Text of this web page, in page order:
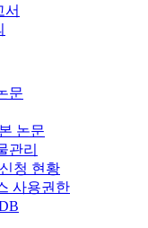
서
문
논문
관리
청 현황
사용권한